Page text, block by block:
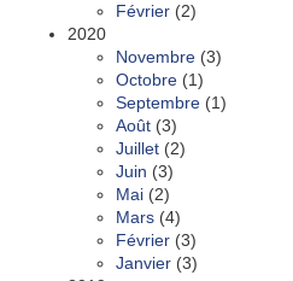
Février (2)
2020
Novembre (3)
Octobre (1)
Septembre (1)
Août (3)
Juillet (2)
Juin (3)
Mai (2)
Mars (4)
Février (3)
Janvier (3)